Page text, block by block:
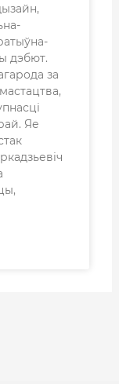
дэбют.
за
Яе